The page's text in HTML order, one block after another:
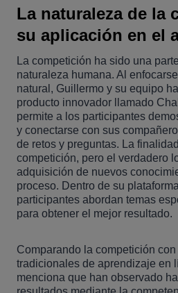
La naturaleza de la
su aplicación en el
La competición ha sido una
naturaleza humana. Al
natural, Guillermo y su equipo
producto innovador llamado
permite a los participantes
y conectarse con sus
de retos y preguntas. La
competición, pero el verdadero
adquisición de nuevos
proceso. Dentro de su
participantes abordan temas
para obtener el mejor resultado.
Comparando la competición
tradicionales de aprendizaje en
menciona que han observado